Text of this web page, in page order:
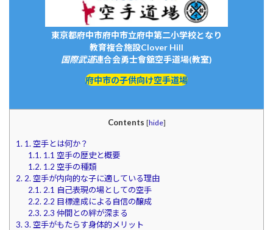
東京都府中市府中市立府中第二小学校となり
教育複合施設Clover Hill
国際武道連合会勇士會舘空手道場(教室)
府中市の子供向け空手道場
Contents [hide]
1. 1. 空手とは何か？
1.1. 1.1 空手の歴史と概要
1.2. 1.2 空手の種類
2. 2. 空手が内向的な子に適している理由
2.1. 2.1 自己表現の場としての空手
2.2. 2.2 目標達成による自信の醸成
2.3. 2.3 仲間との絆が深まる
3. 3. 空手がもたらす身体的メリット